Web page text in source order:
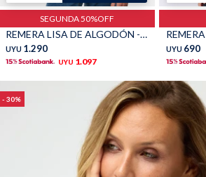
SEGUNDA 50%OFF
REMERA LISA DE ALGODÓN - Verde Oscuro
UYU 1.290
UYU 1.097
UYU 690
30